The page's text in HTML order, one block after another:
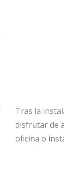
Tras la
disfrutar de
oficina o